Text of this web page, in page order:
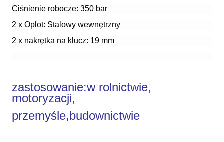
Ciśnienie robocze: 350 bar
2 x Oplot: Stalowy wewnętrzny
2 x nakrętka na klucz: 19 mm
zastosowanie:w rolnictwie,
motoryzacji,
przemyśle,budownictwie